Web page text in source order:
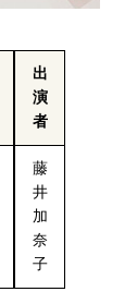
出
演
者
藤
井
加
奈
子